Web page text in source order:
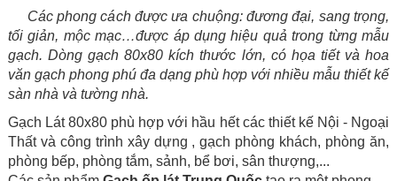
Các phong cách được ưa chuộng: đương đại, sang trọng,
tối giản, mộc mạc…được áp dụng hiệu quả trong từng mẫu
gạch. Dòng gạch 80x80 kích thước lớn, có họa tiết và hoa
văn gạch phong phú đa dạng phù hợp với nhiều mẫu thiết kế
sàn nhà và tường nhà.
Gạch Lát 80x80 phù hợp với hầu hết các thiết kế Nội - Ngoại
Thất và công trình xây dựng , gạch phòng khách, phòng ăn,
phòng bếp, phòng tắm, sảnh, bể bơi, sân thượng,...